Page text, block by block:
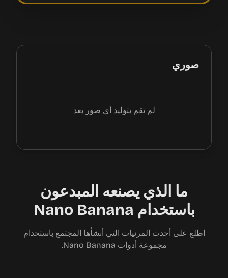
صوري
لم تقم بتوليد أي صور بعد
ما الذي يصنعه المبدعون
باستخدام Nano Banana
اطلع على أحدث المرئيات التي أنشأها المجتمع باستخدام
مجموعة أدوات Nano Banana.